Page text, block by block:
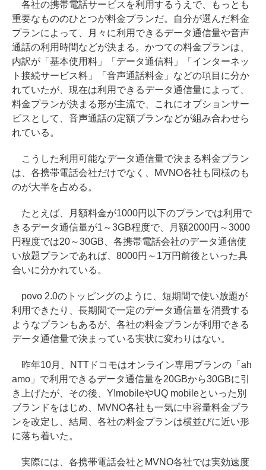
各社の携帯電話サービスを利用するうえで、もっとも
重要なもののひとつが料金プランだ。自分が選んだ料金
プランによって、月々に利用できるデータ通信量や音声
通話の利用時間などが決まる。かつての料金プランは、
内訳が「基本使用料」「データ通信料」「インターネッ
ト接続サービス料」「音声通話料金」などの項目に分か
れていたが、現在は利用できるデータ通信量によって、
料金プランが決まる形が主流で、これにオプションサー
ビスとして、音声通話の定額プランなどが組み合わせら
れている。
こうした利用可能なデータ通信量で決まる料金プラン
は、各携帯電話会社だけでなく、MVNO各社も同様のも
のが大半を占める。
たとえば、月額料金が1000円以下のプランでは利用で
きるデータ通信量が1～3GB程度で、月額2000円～3000
円程度では20～30GB、各携帯電話会社のデータ通信使
い放題プランであれば、8000円～1万円前後といった具
合いに分かれている。
povo 2.0のトッピングのように、短期間で使い放題が
利用できたり、長期間で一定のデータ通信量を消費する
ようなプランもあるが、各社の料金プランが利用できる
データ通信量で決まっている実状に変わりはない。
昨年10月、NTTドコモはオンライン専用プランの「ah
amo」で利用できるデータ通信量を20GBから30GBに引
き上げたが、その後、Y!mobileやUQ mobileといった別
ブランドをはじめ、MVNO各社も一気に中容量料金プラ
ンを改定し、結局、各社の料金プランは横並びに近い形
に落ち着いた。
実際には、各携帯電話会社とMVNO各社では実効速度